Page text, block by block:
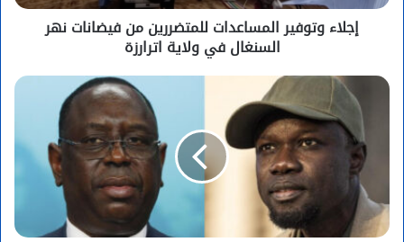
إجلاء وتوفير المساعدات للمتضررين من فيضانات نهر
السنغال في ولاية اترارزة